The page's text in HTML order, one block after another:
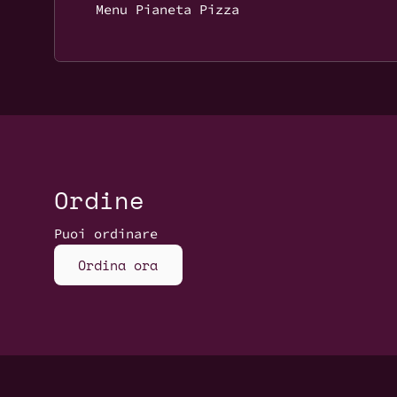
Menu Pianeta Pizza
Ordine
Puoi ordinare
Ordina ora